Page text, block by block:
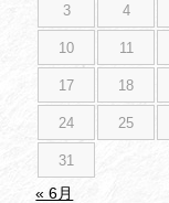
3 4
10 11
17 18
24 25
31
« 6月